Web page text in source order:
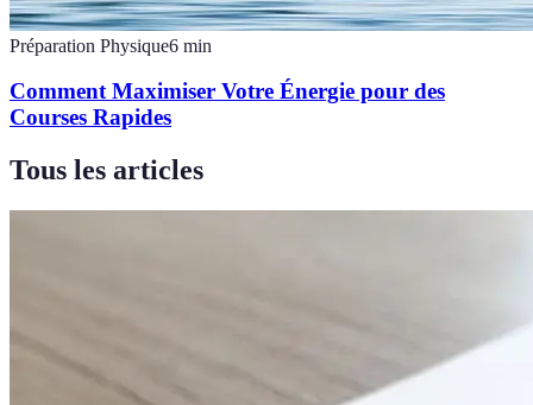
Préparation Physique6 min
Comment Maximiser Votre Énergie pour des
Courses Rapides
Tous les articles